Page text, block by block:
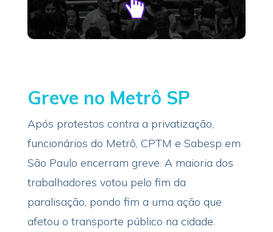
Greve no Metrô SP
Após protestos contra a privatização,
funcionários do Metrô, CPTM e Sabesp em
São Paulo encerram greve. A maioria dos
trabalhadores votou pelo fim da
paralisação, pondo fim a uma ação que
afetou o transporte público na cidade.